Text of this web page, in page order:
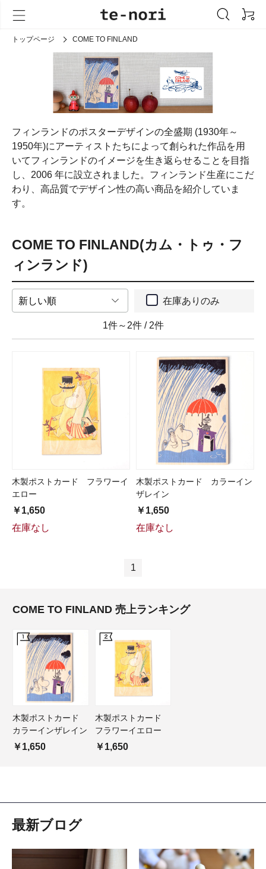
トップページ COME TO FINLAND
フィンランドのポスターデザインの全盛期 (1930年～
1950年)にアーティストたちによって創られた作品を用
いてフィンランドのイメージを生き返らせることを目指
し、2006 年に設立されました。フィンランド生産にこだ
わり、高品質でデザイン性の高い商品を紹介していま
す。
COME TO FINLAND(カム・トゥ・フ
ィンランド)
在庫ありのみ
1件～2件 / 2件
木製ポストカード フラワーイ
エロー
￥1,650
在庫なし
木製ポストカード カラーイン
ザレイン
￥1,650
在庫なし
1
COME TO FINLAND 売上ランキング
木製ポストカード
カラーインザレイン
￥1,650
木製ポストカード
フラワーイエロー
￥1,650
最新ブログ